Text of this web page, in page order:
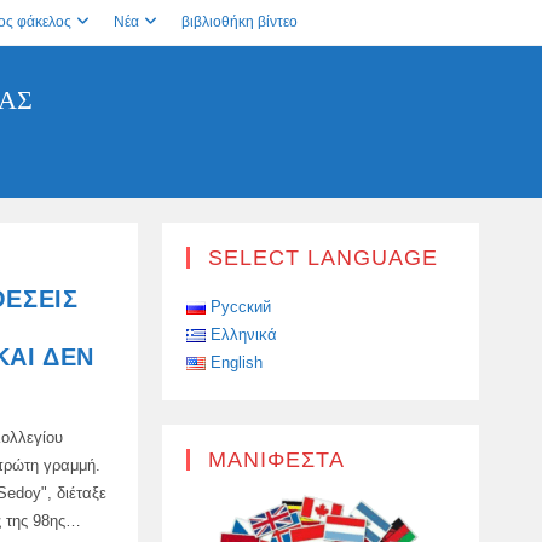
φάκελος Νέα βιβλιοθήκη βίντεο
ΔΕΝ
γραμμή.
διέταξε
της 98ης…
SELECT LANGUAGE
Русский
Ελληνικά
English
ΜΑΝΙΦΈΣΤΑ